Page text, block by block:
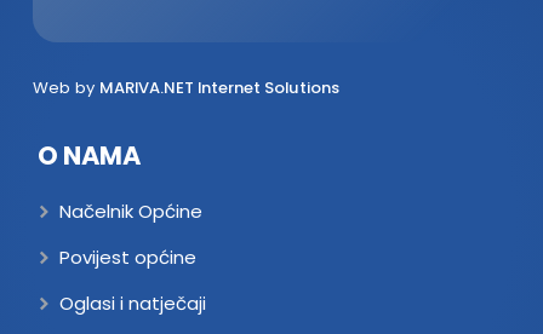
Web by MARIVA.NET Internet Solutions
O NAMA
Načelnik Općine
Povijest općine
Oglasi i natječaji